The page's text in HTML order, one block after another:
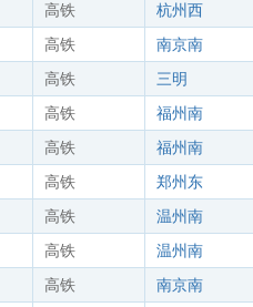
高铁 杭州西
高铁 南京南
高铁 三明
高铁 福州南
高铁 福州南
高铁 郑州东
高铁 温州南
高铁 温州南
高铁 南京南